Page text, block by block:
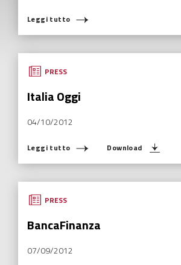
Leggi tutto
PRESS
Italia Oggi
04/10/2012
Leggi tutto Download
PRESS
BancaFinanza
07/09/2012